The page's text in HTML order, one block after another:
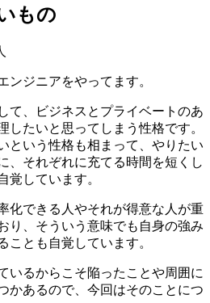
もの
ンジニアをやってます。
て、ビジネスとプライベートのあ
したいと思ってしまう性格です。
という性格も相まって、やりたい
、それぞれに充てる時間を短くし
覚しています。
化できる人やそれが得意な人が重
り、そういう意味でも自身の強み
ことも自覚しています。
いるからこそ陥ったことや周囲に
かあるので、今回はそのことにつ